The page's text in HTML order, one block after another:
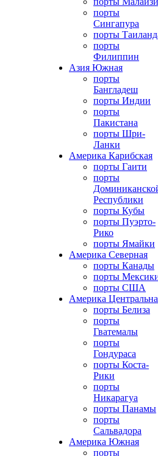
порты
Сингапура
порты
порты
Филиппин
Азия Южная
порты
Бангладеш
порты Индии
порты
Пакистана
порты Шри-
Ланки
Америка Карибская
порты Гаити
порты
Республики
порты Кубы
порты Пуэрто-
Рико
порты Ямайки
Америка Северная
порты Канады
порты
порты США
Америка
порты Белиза
порты
Гватемалы
порты
Гондураса
порты Коста-
Рики
порты
Никарагуа
порты Панамы
порты
Сальвадора
Америка Южная
порты